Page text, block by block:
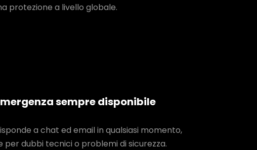
protezione a livello globale.
sempre disponibile
a chat ed email in qualsiasi momento,
dubbi tecnici o problemi di sicurezza.